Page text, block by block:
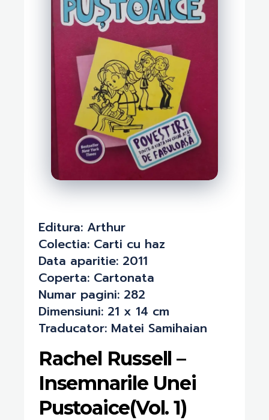
Rachel Russell –
Insemnarile Unei
Pustoaice(Vol. 1)
Editura: Arthur
Colectia: Carti cu haz
Data aparitie: 2011
Coperta: Cartonata
Numar pagini: 282
Dimensiuni: 21 x 14 cm
Traducator: Matei Samihaian